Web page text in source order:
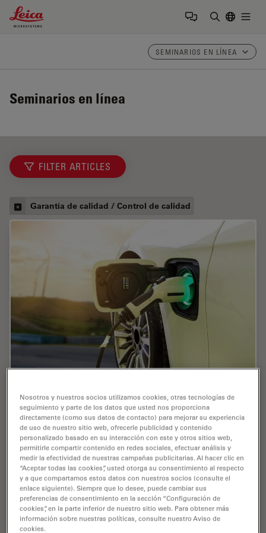
Leica Microsystems Logo
SEMINARIOS EN LÍNEA
Seminarios en línea
FILTER ARTICLES
Garantía de calidad / Control de calidad
Alternative Fuels and Why Sustainable
Solutions are Important
The role of alternative fuel vehicles and why
sustainable solutions are of increasing importance for
the automotive industry are explained in this free on-
demand webinar.
Nov 22, 2022 Webinar Garantía de calidad / Control de calidad
Nosotros y nuestros socios utilizamos cookies, otras tecnologías de
seguimiento y parte de los datos que usted nos proporciona
directamente (como sus datos de contacto) para mejorar su experiencia
de uso de nuestro sitio web, ofrecerle publicidad y contenido
personalizado basado en su interacción con este y otros sitios web,
permitirle compartir contenido en redes sociales, efectuar análisis y
medir la efectividad de nuestras campañas publicitarias. Al hacer clic en
“Aceptar todas las cookies”, usted otorga su consentimiento al respecto
y a que compartamos estos datos con nuestros socios (consulte el
enlace siguiente). Siempre que lo desee, puede cambiar sus
preferencias de consentimiento en la sección “Configuración de
cookies”, en la parte inferior de nuestro sitio web. Para obtener más
información sobre nuestras políticas, consulte nuestro Aviso de
cookies.